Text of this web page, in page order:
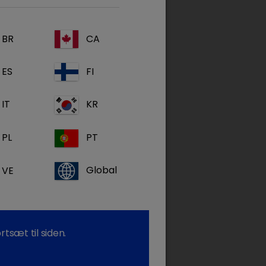
BR CA
ES FI
IT KR
PL PT
VE Global
til siden.